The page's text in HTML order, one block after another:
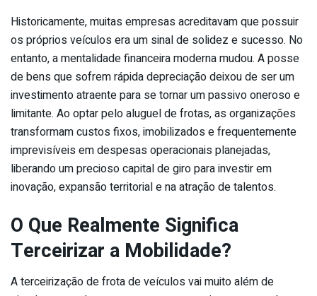
Historicamente, muitas empresas acreditavam que possuir
os próprios veículos era um sinal de solidez e sucesso. No
entanto, a mentalidade financeira moderna mudou. A posse
de bens que sofrem rápida depreciação deixou de ser um
investimento atraente para se tornar um passivo oneroso e
limitante. Ao optar pelo aluguel de frotas, as organizações
transformam custos fixos, imobilizados e frequentemente
imprevisíveis em despesas operacionais planejadas,
liberando um precioso capital de giro para investir em
inovação, expansão territorial e na atração de talentos.
O Que Realmente Significa
Terceirizar a Mobilidade?
A terceirização de frota de veículos vai muito além de